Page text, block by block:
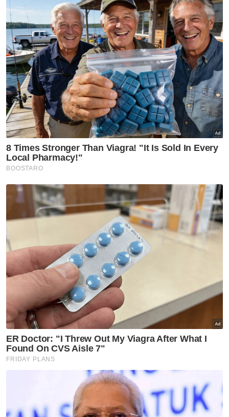
Artikel Disyorkan
Melaka NS
Istiadat angkat sumpah Exco
Negeri Sembilan esok, BN
dijangka pegang lapan
portfolio - Sumber
Melaka NS
'Suami pergi ketika suapan
Melaka NS
Pelantikan Menteri Besar ikut
prosedur ditetapkan - Ismail
Melaka NS
'Saya nak jumpa keluarga
kandung sebelum tutup mata' -
Luah nenek berketurunan Cina